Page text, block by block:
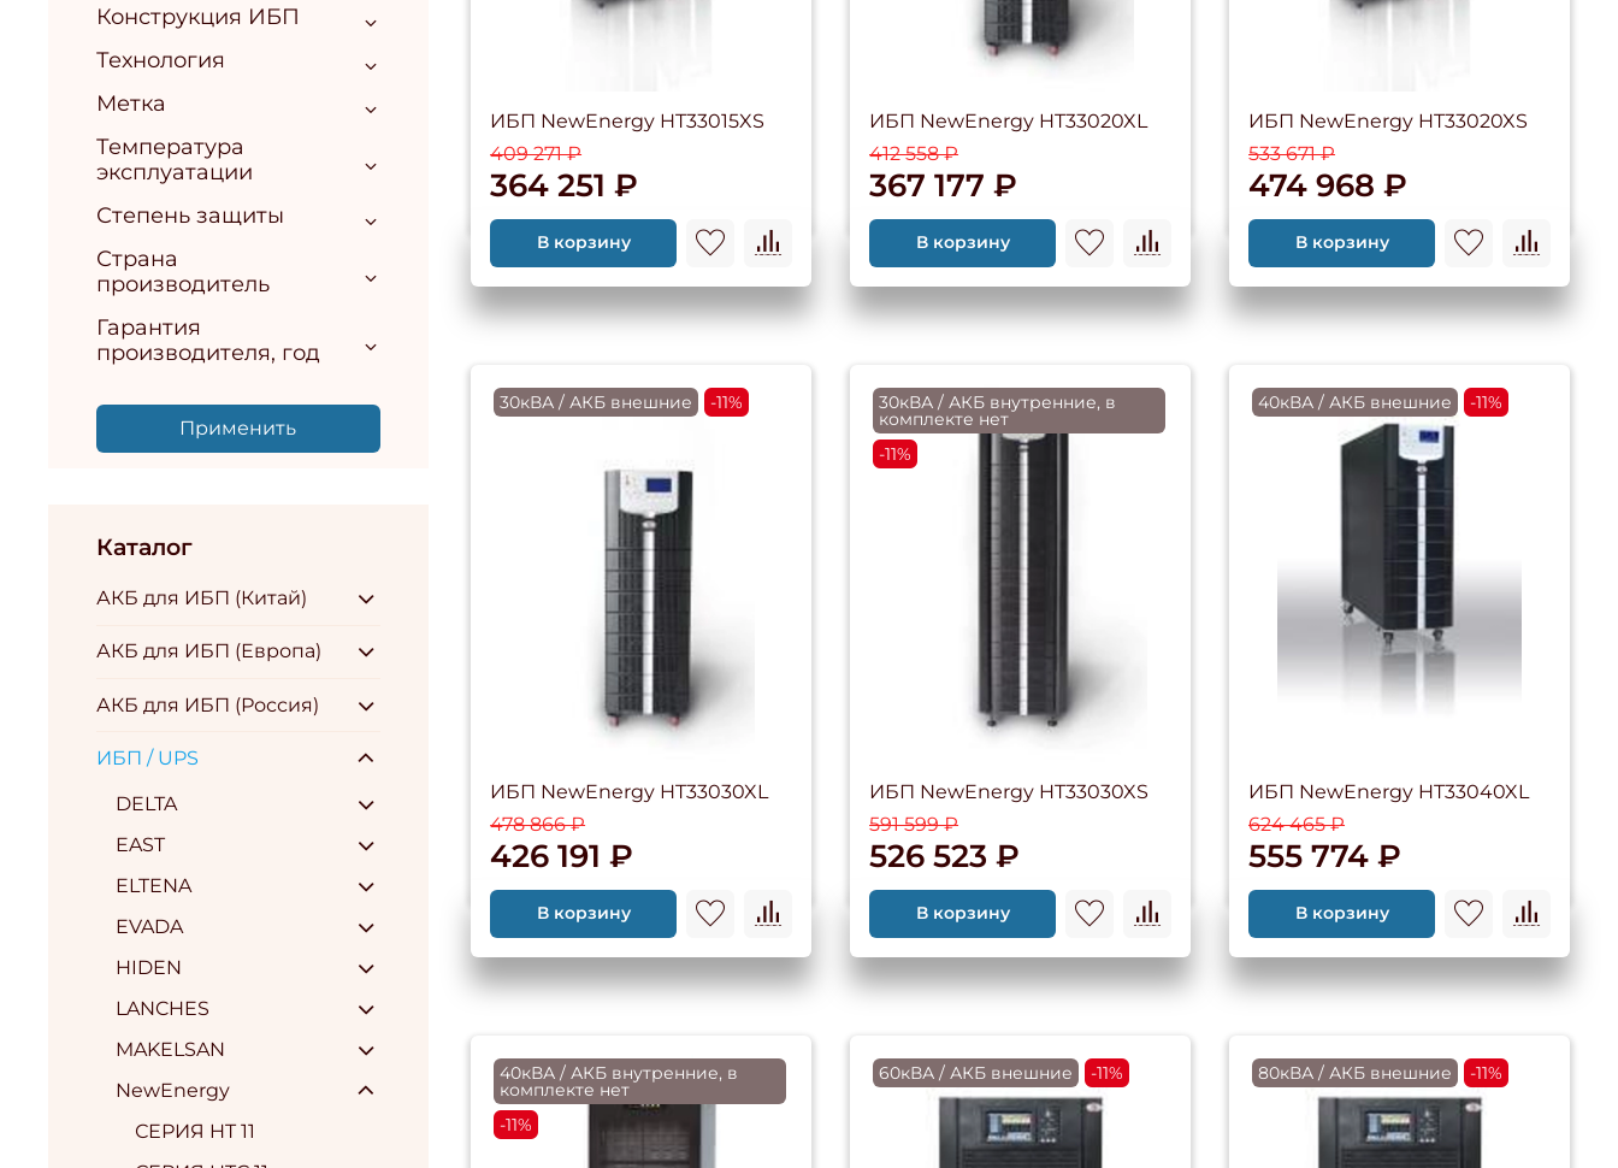
ИБП NewEnergy HT33015XS
409 271 ₽
364 251 ₽
В корзину
ИБП NewEnergy HT33020XL
412 558 ₽
367 177 ₽
В корзину
ИБП NewEnergy HT33020XS
533 671 ₽
474 968 ₽
В корзину
30кВА / АКБ внешние -11%
ИБП NewEnergy HT33030XL
478 866 ₽
426 191 ₽
В корзину
30кВА / АКБ внутренние, в
комплекте нет
-11%
ИБП NewEnergy HT33030XS
591 599 ₽
526 523 ₽
В корзину
40кВА / АКБ внешние -11%
ИБП NewEnergy HT33040XL
624 465 ₽
555 774 ₽
В корзину
40кВА / АКБ внутренние, в
комплекте нет
-11%
60кВА / АКБ внешние -11% 80кВА / АКБ внешние -11%
Конструкция ИБП
Технология
Метка
Температура
эксплуатации
Степень защиты
Страна
производитель
Гарантия
производителя, год
Применить
Каталог
АКБ для ИБП (Китай)
АКБ для ИБП (Европа)
АКБ для ИБП (Россия)
ИБП / UPS
DELTA
EAST
ELTENA
EVADA
HIDEN
LANCHES
MAKELSAN
NewEnergy
СЕРИЯ HT 11